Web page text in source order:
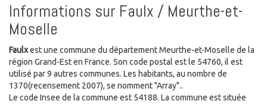
Informations sur Faulx / Meurthe-et-
Moselle
Faulxest une commune du département Meurthe-et-Moselle de la
région Grand-Est en France. Son code postal est le 54760, il est
utilisé par 9 autres communes. Les habitants, au nombre de
1370(recensement 2007), se nomment "Array"..
Le code Insee de la commune est 54188. La commune est située